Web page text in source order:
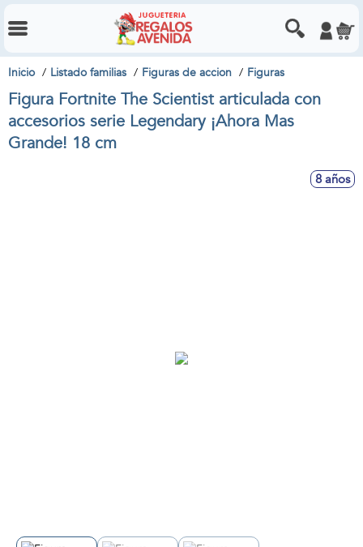
Inicio Listado familias Figuras de accion Figuras
Figura Fortnite The Scientist articulada con
accesorios serie Legendary ¡Ahora Mas
Grande! 18 cm
8 años